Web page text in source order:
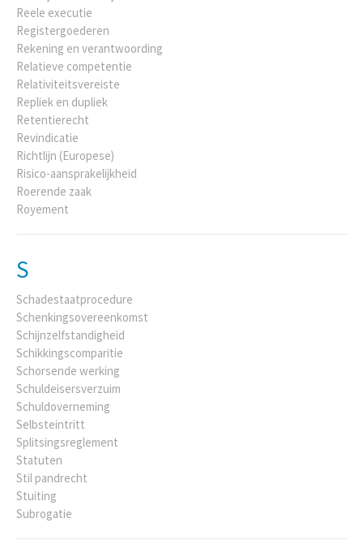
Reele executie
Registergoederen
Rekening en verantwoording
Relatieve competentie
Relativiteitsvereiste
Repliek en dupliek
Retentierecht
Revindicatie
Richtlijn (Europese)
Risico-aansprakelijkheid
Roerende zaak
Royement
S
Schadestaatprocedure
Schenkingsovereenkomst
Schijnzelfstandigheid
Schikkingscomparitie
Schorsende werking
Schuldeisersverzuim
Schuldoverneming
Selbsteintritt
Splitsingsreglement
Statuten
Stil pandrecht
Stuiting
Subrogatie